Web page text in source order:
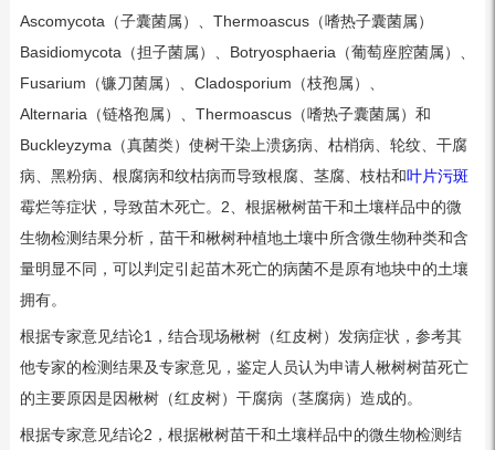
Ascomycota（子囊菌属）、Thermoascus（嗜热子囊菌属）
Basidiomycota（担子菌属）、Botryosphaeria（葡萄座腔菌属）、
Fusarium（镰刀菌属）、Cladosporium（枝孢属）、
Alternaria（链格孢属）、Thermoascus（嗜热子囊菌属）和
Buckleyzyma（真菌类）使树干染上溃疡病、枯梢病、轮纹、干腐
病、黑粉病、根腐病和纹枯病而导致根腐、茎腐、枝枯和叶片污斑
霉烂等症状，导致苗木死亡。2、根据楸树苗干和土壤样品中的微
生物检测结果分析，苗干和楸树种植地土壤中所含微生物种类和含
量明显不同，可以判定引起苗木死亡的病菌不是原有地块中的土壤
拥有。
根据专家意见结论1，结合现场楸树（红皮树）发病症状，参考其
他专家的检测结果及专家意见，鉴定人员认为申请人楸树树苗死亡
的主要原因是因楸树（红皮树）干腐病（茎腐病）造成的。
根据专家意见结论2，根据楸树苗干和土壤样品中的微生物检测结